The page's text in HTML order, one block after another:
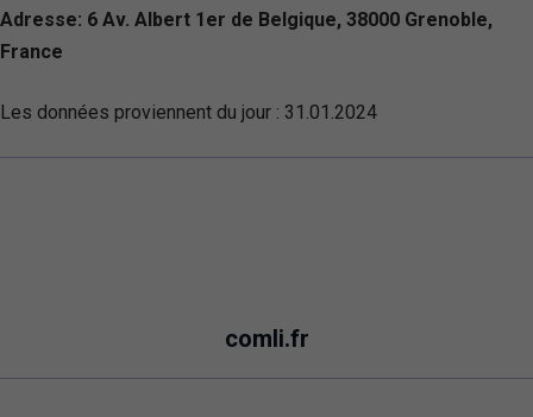
Adresse: 6 Av. Albert 1er de Belgique, 38000 Grenoble,
France
Les données proviennent du jour : 31.01.2024
comli.fr